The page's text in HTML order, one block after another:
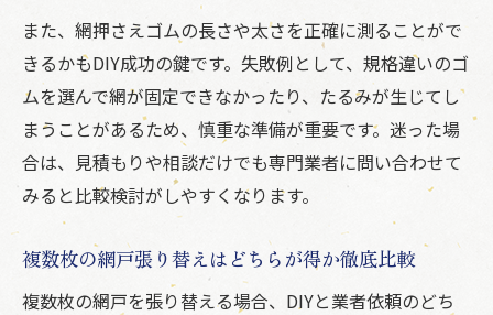
また、網押さえゴムの長さや太さを正確に測ることがで
きるかもDIY成功の鍵です。失敗例として、規格違いのゴ
ムを選んで網が固定できなかったり、たるみが生じてし
まうことがあるため、慎重な準備が重要です。迷った場
合は、見積もりや相談だけでも専門業者に問い合わせて
みると比較検討がしやすくなります。
複数枚の網戸張り替えはどちらが得か徹底比較
複数枚の網戸を張り替える場合、DIYと業者依頼のどち